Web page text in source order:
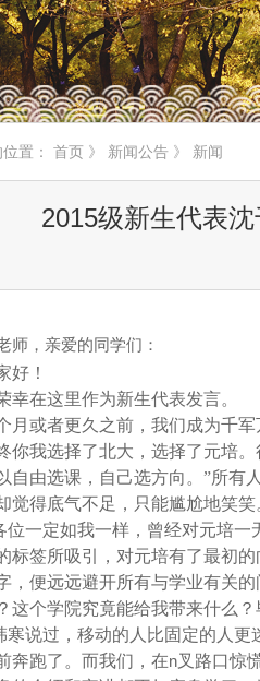
置： 首页 》 新闻公告 》 新闻
2015级新生代表
师，亲爱的同学们：
好！
幸在这里作为新生代表发言。
月或者更久之前，我们成为千
你我选择了北大，选择了元培
自由选课，自己选方向。”所有
觉得底气不足，只能尴尬地笑笑
位一定如我一样，曾经对元培一
标签所吸引，对元培有了最初
，便远远避开所有与学业有关
这个学院究竟能给我带来什么
寒说过，移动的人比固定的人
奔跑了。而我们，在n叉路口惊